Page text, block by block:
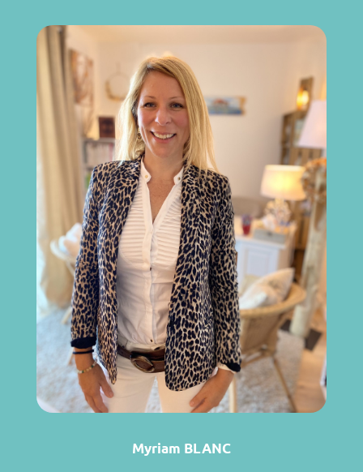
Myriam BLANC